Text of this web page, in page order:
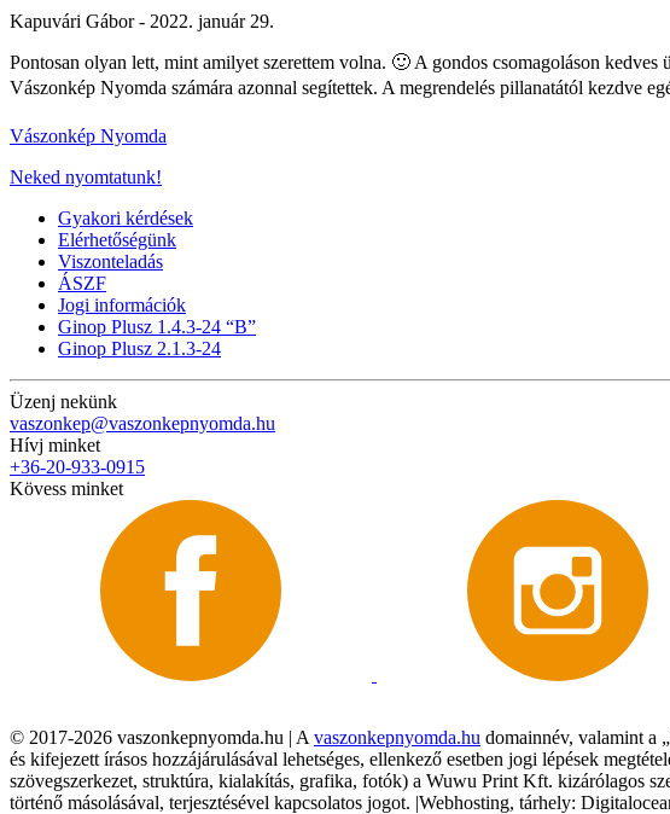
Kapuvári Gábor - 2022. január 29.
Pontosan olyan lett, mint amilyet szerettem volna. 🙂 A gondos csomagoláson
Vászonkép Nyomda számára azonnal segítettek. A megrendelés pillanatától kezdve
Vászonkép Nyomda
Neked nyomtatunk!
Gyakori kérdések
Elérhetőségünk
Viszonteladás
ÁSZF
Jogi információk
Ginop Plusz 1.4.3-24 “B”
Ginop Plusz 2.1.3-24
Üzenj nekünk
vaszonkep@vaszonkepnyomda.hu
Hívj minket
+36-20-933-0915
Kövess minket
© 2017-2026 vaszonkepnyomda.hu | A vaszonkepnyomda.hu domainnév, valamint a
és kifejezett írásos hozzájárulásával lehetséges, ellenkező esetben jogi lépések
szövegszerkezet, struktúra, kialakítás, grafika, fotók) a Wuwu Print Kft. kizárólagos
történő másolásával, terjesztésével kapcsolatos jogot. |Webhosting, tárhely: